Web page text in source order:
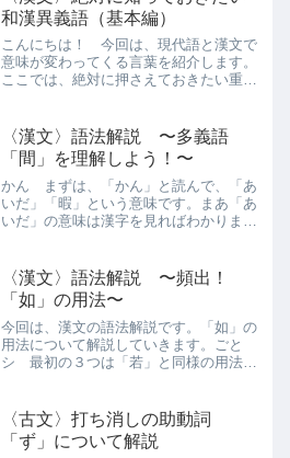
和漢異義語（基本編）
こんにちは！ 今回は、現代語と漢文で
意味が変わってくる言葉を紹介します。
ここでは、絶対に押さえておきたい重要
人」という意味ですが、漢文では「旧
友」という意味になります。「故人...
〈漢文〉語法解説 〜多義語
「間」を理解しよう！〜
かん まずは、「かん」と読んで、「あ
いだ」「暇」という意味です。まあ「あ
いだ」の意味は漢字を見ればわかります
言うときって、「暇」のニュアンスです
よね！しばらク 続いては...
〈漢文〉語法解説 〜頻出！
「如」の用法〜
今回は、漢文の語法解説です。「如」の
用法について解説していきます。ごと
シ 最初の３つは「若」と同様の用法で
味としては「〜のようだ」となります。
「夢のごとし」みたいな言い...
〈古文〉打ち消しの助動詞
「ず」について解説